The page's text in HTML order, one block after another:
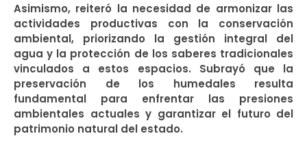
Asimismo, reiteró la necesidad de armonizar las
actividades productivas con la conservación
ambiental, priorizando la gestión integral del
agua y la protección de los saberes tradicionales
vinculados a estos espacios. Subrayó que la
preservación de los humedales resulta
fundamental para enfrentar las presiones
ambientales actuales y garantizar el futuro del
patrimonio natural del estado.